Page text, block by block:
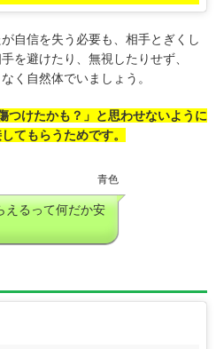
自信を失う必要も、相手とぎくし
を避けたり、無視したりせず、
く自然体でいましょう。
つけたかも？」と思わせないように
てもらうためです。
青色
えるって何だか安